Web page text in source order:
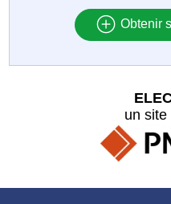
Obtenir
un site